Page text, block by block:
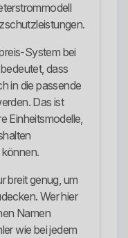
System bei
dass
in die passende
Das ist
Einheitsmodelle,
breit genug, um
Wer hier
Namen
wie bei jedem